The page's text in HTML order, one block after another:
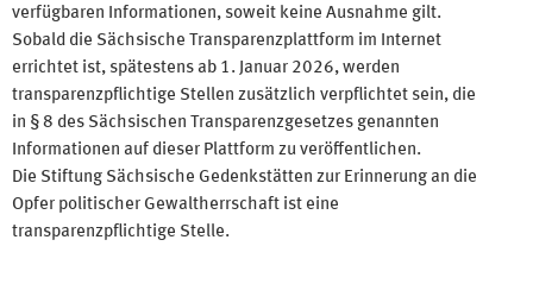
verfügbaren Informationen, soweit keine Ausnahme gilt.
Sobald die Sächsische Transparenzplattform im Internet
errichtet ist, spätestens ab 1. Januar 2026, werden
transparenzpflichtige Stellen zusätzlich verpflichtet sein, die
in § 8 des Sächsischen Transparenzgesetzes genannten
Informationen auf dieser Plattform zu veröffentlichen.
Die Stiftung Sächsische Gedenkstätten zur Erinnerung an die
Opfer politischer Gewaltherrschaft ist eine
transparenzpflichtige Stelle.